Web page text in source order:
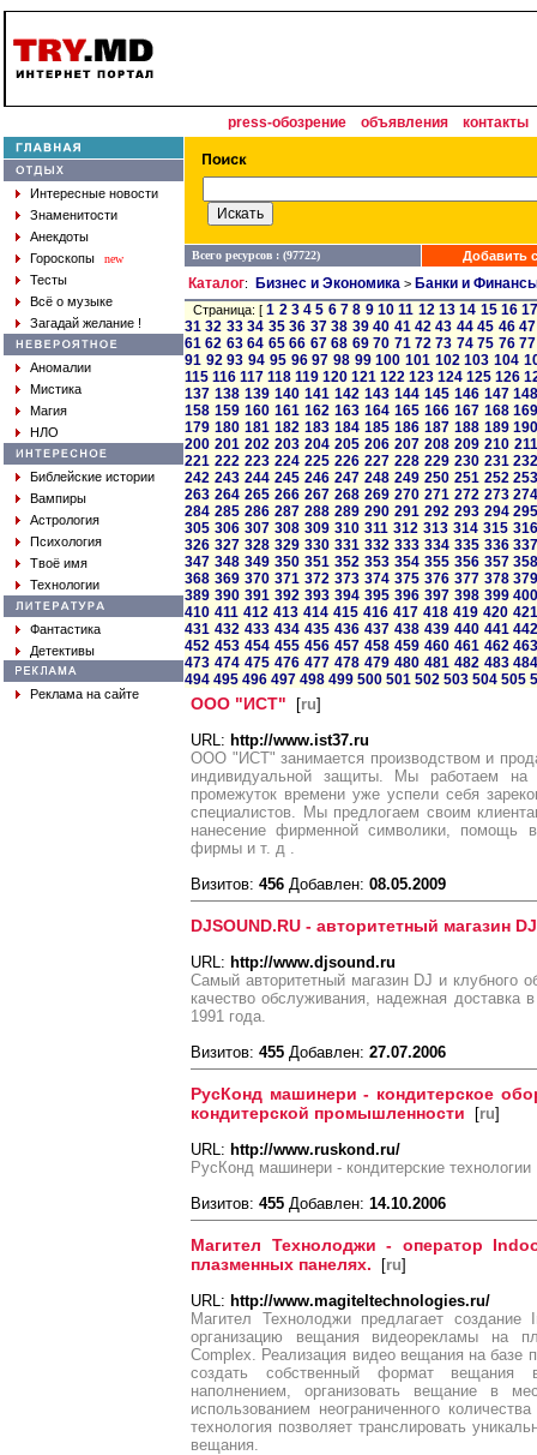
press-обозрение объявления контакты
Интересные новости
Знаменитости
Анекдоты
Гороскопы
new
Тесты
Всё о музыке
Загадай желание !
Аномалии
Мистика
Магия
НЛО
Библейские истории
Вампиры
Астрология
Психология
Твоё имя
Технологии
Фантастика
Детективы
Реклама на сайте
Всего ресурсов : (97722) Добавить
Каталог: Бизнес и Экономика > Банки и
Страница: [1 2 3 4 5 6 7 8 9 10 11 12 13 14 15 16
31 32 33 34 35 36 37 38 39 40 41 42 43 44 45 46 47
61 62 63 64 65 66 67 68 69 70 71 72 73 74 75 76 77
91 92 93 94 95 96 97 98 99 100 101 102 103 104
115 116 117 118 119 120 121 122 123 124 125 126
137 138 139 140 141 142 143 144 145 146 147
158 159 160 161 162 163 164 165 166 167 168
179 180 181 182 183 184 185 186 187 188 189
200 201 202 203 204 205 206 207 208 209 210 211
221 222 223 224 225 226 227 228 229 230 231
242 243 244 245 246 247 248 249 250 251 252
263 264 265 266 267 268 269 270 271 272 273
284 285 286 287 288 289 290 291 292 293 294
305 306 307 308 309 310 311 312 313 314 315 316
326 327 328 329 330 331 332 333 334 335 336
347 348 349 350 351 352 353 354 355 356 357
368 369 370 371 372 373 374 375 376 377 378
389 390 391 392 393 394 395 396 397 398 399
410 411 412 413 414 415 416 417 418 419 420 421
431 432 433 434 435 436 437 438 439 440 441
452 453 454 455 456 457 458 459 460 461 462
473 474 475 476 477 478 479 480 481 482 483
494 495 496 497 498 499 500 501 502 503 504 505
ООО "ИСТ" [ru]
URL: http://www.ist37.ru
ООО "ИСТ" занимается производством и
индивидуальной защиты. Мы работаем
промежуток времени уже успели себя
специалистов. Мы предлогаем своим
нанесение фирменной символики, помощь
фирмы и т. д .
Визитов: 456 Добавлен: 08.05.2009
DJSOUND.RU - авторитетный магазин
URL: http://www.djsound.ru
Самый авторитетный магазин DJ и клубного
качество обслуживания, надежная
1991 года.
Визитов: 455 Добавлен: 27.07.2006
РусКонд машинери - кондитерское
кондитерской промышленности [ru]
URL: http://www.ruskond.ru/
РусКонд машинери - кондитерские технологии
Визитов: 455 Добавлен: 14.10.2006
Магител Технолоджи - оператор
плазменных панелях. [ru]
URL: http://www.magiteltechnologies.ru/
Магител Технолоджи предлагает
организацию вещания видеорекламы на
Complex. Реализация видео вещания на базе
создать собственный формат
наполнением, организовать вещание в
использованием неограниченного
технология позволяет транслировать
вещания.